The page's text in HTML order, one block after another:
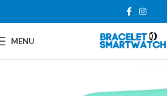
MENU